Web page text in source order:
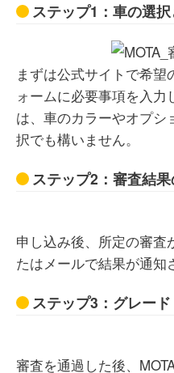
「車がもらえる」という点
ましたが、月々の支払総額
いにローンを組んで買った
悔しています。また、サポ
ネット完結を謳っているせ
ル時の問い合わせに対する
手厚いフォローは一切期待
30代 男性
利用して感じた注意点は、
がしづらい点や、契約終
ステップ1：車の選
まずは公式サイトで希
ォームに必要事項を入
は、車のカラーやオプシ
択でも構いません。
ステップ2：審査結
申し込み後、所定の審査
たはメールで結果が通知
ステップ3：グレー
審査を通過した後、